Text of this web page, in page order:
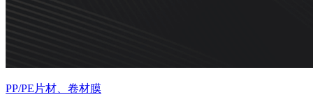
PP/PE片材、卷材膜